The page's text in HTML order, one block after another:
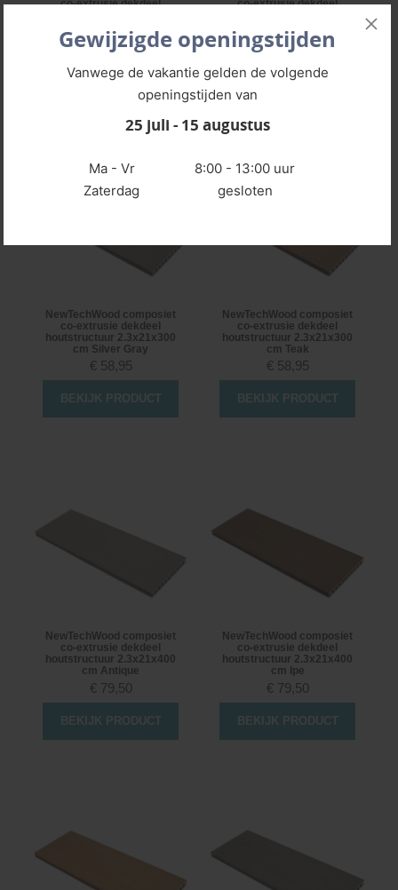
co-extrusie dekdeel
€ 58,95
BEKIJK PRODUCT
co-extrusie dekdeel
€ 58,95
BEKIJK PRODUCT
NewTechWood composiet
co-extrusie dekdeel
houtstructuur 2.3x21x300
cm Silver Gray
€ 58,95
BEKIJK PRODUCT
NewTechWood composiet
co-extrusie dekdeel
houtstructuur 2.3x21x300
cm Teak
€ 58,95
BEKIJK PRODUCT
NewTechWood composiet
co-extrusie dekdeel
houtstructuur 2.3x21x400
cm Antique
€ 79,50
BEKIJK PRODUCT
NewTechWood composiet
co-extrusie dekdeel
houtstructuur 2.3x21x400
cm Ipe
€ 79,50
BEKIJK PRODUCT
Gewijzigde openingstijden
Vanwege de vakantie gelden de volgende
openingstijden van
25 juli - 15 augustus
Ma - Vr
8:00 - 13:00 uur
Zaterdag
gesloten